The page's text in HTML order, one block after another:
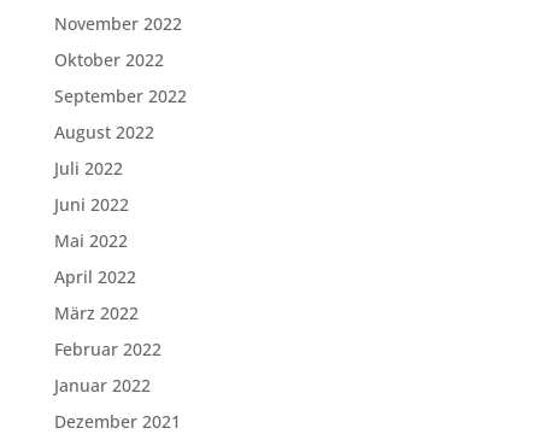
November 2022
Oktober 2022
September 2022
August 2022
Juli 2022
Juni 2022
Mai 2022
April 2022
März 2022
Februar 2022
Januar 2022
Dezember 2021